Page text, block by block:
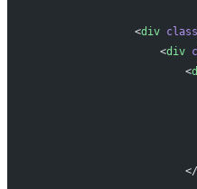
                <
div class
                    <
div
                        <
                        </